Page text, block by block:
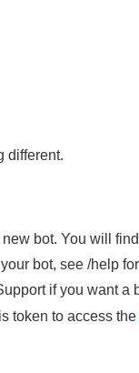
different.
bot. You will
bot, see /help
if you want a
token to access the